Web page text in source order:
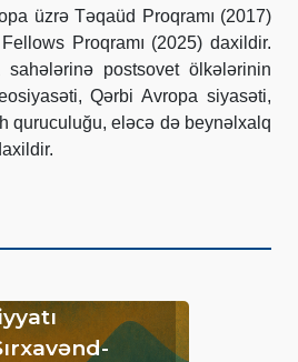
üzrə Təqaüd Proqramı (2017)
Proqramı (2025) daxildir.
sahələrinə postsovet ölkələrinin
Qərbi Avropa siyasəti,
quruculuğu, eləcə də beynəlxalq